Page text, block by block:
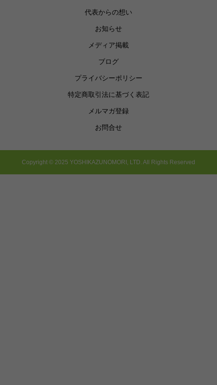
代表からの想い
お知らせ
メディア掲載
ブログ
プライバシーポリシー
特定商取引法に基づく表記
メルマガ登録
お問合せ
Copyright © 2025 YOSHIKAZUNOMORI, LTD. All Rights Reserved